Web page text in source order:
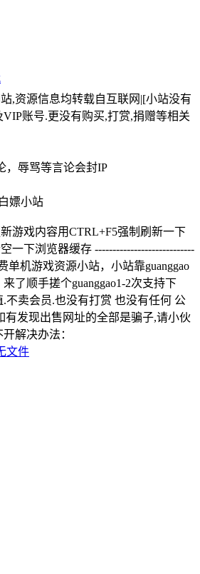
,资源信息均转载自互联网|[小站没有
账号.更没有购买,打赏,捐赠等相关
，辱骂等言论会封IP
嫖小站
游戏内容用CTRL+F5强制刷新一下
一下浏览器缓存 ----------------------------
单机游戏资源小站，小站靠guanggao
了顺手搓个guanggao1-2次支持下
不卖会员.也没有打赏 也没有任何 公
有发现出售网址的全部是骗子,请小伙
解决办法：
文件